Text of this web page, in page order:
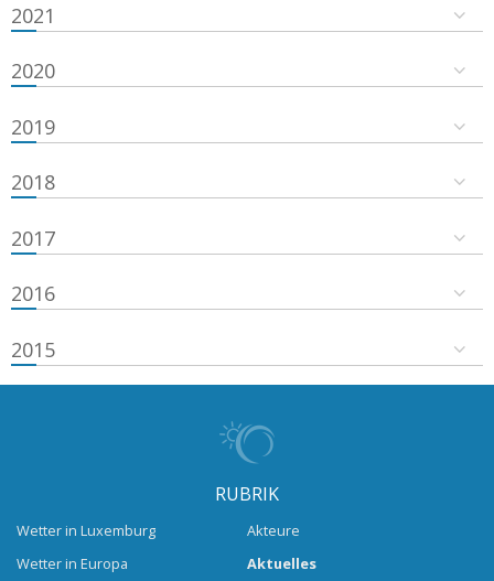
2021
2020
2019
2018
2017
2016
2015
RUBRIK
Wetter in Luxemburg
Wetter in Europa
Akteure
Aktuelles